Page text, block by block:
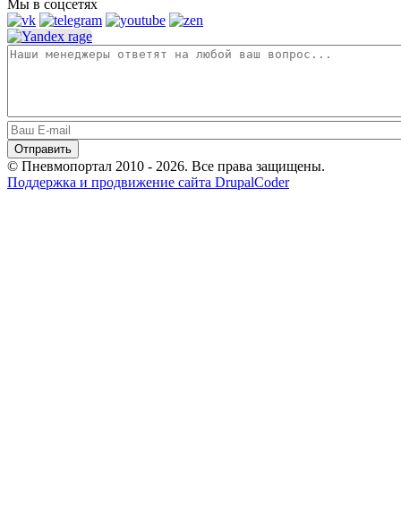
Мы в соцсетях
© Пневмопортал 2010 - 2026. Все права защищены.
Поддержка и продвижение сайта DrupalCoder